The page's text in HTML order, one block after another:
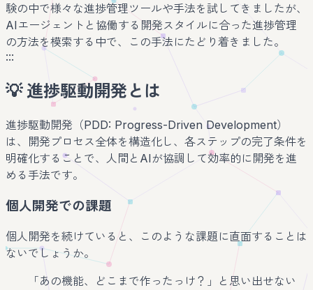
験の中で様々な進捗管理ツールや手法を試してきましたが、
AIエージェントと協働する開発スタイルに合った進捗管理
の方法を模索する中で、この手法にたどり着きました。
:::
💡 進捗駆動開発とは
進捗駆動開発（PDD: Progress-Driven Development）
は、開発プロセス全体を構造化し、各ステップの完了条件を
明確化することで、人間とAIが協調して効率的に開発を進
める手法です。
個人開発での課題
個人開発を続けていると、このような課題に直面することは
ないでしょうか。
「あの機能、どこまで作ったっけ？」と思い出せない